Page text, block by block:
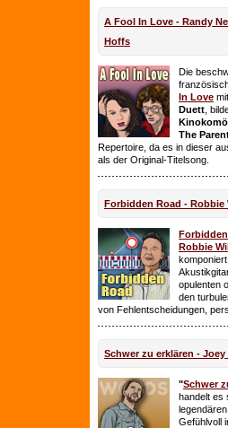
A Fool In Love - Randy
Hoffs
Die
In Love
Duett ,
The
Repertoire, da es in dieser
als der Original-Titelsong.
Forbidden Road - Robbie
Robbie
opulenten
den
von Fehlentscheidungen,
Schwer zu erklären - Joey
"Schwer
handelt es
Gefühlvoll